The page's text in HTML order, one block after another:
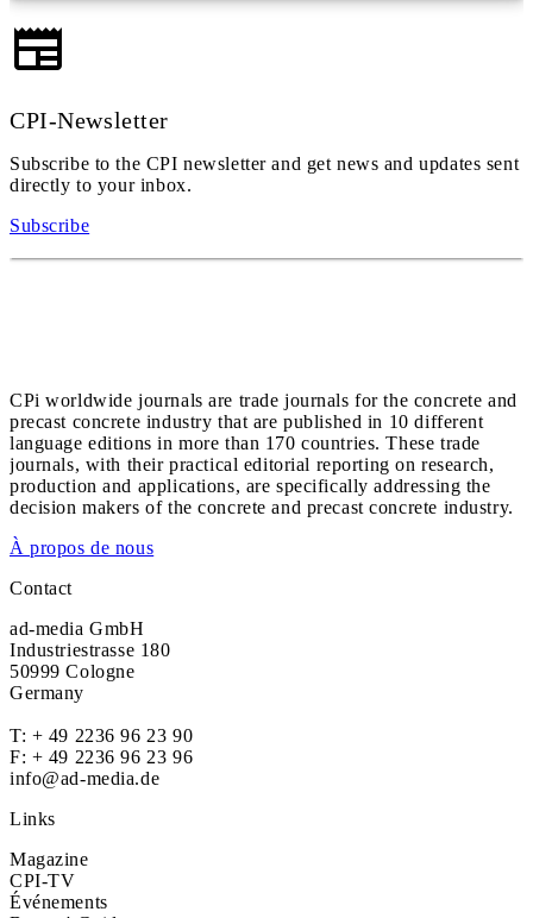
CPI-Newsletter
Subscribe to the CPI newsletter and get news and updates sent
directly to your inbox.
Subscribe
CPi worldwide journals are trade journals for the concrete and
precast concrete industry that are published in 10 different
language editions in more than 170 countries. These trade
journals, with their practical editorial reporting on research,
production and applications, are specifically addressing the
decision makers of the concrete and precast concrete industry.
À propos de nous
Contact
ad-media GmbH
Industriestrasse 180
50999 Cologne
Germany
T: + 49 2236 96 23 90
F: + 49 2236 96 23 96
info@ad-media.de
Links
Magazine
CPI-TV
Événements